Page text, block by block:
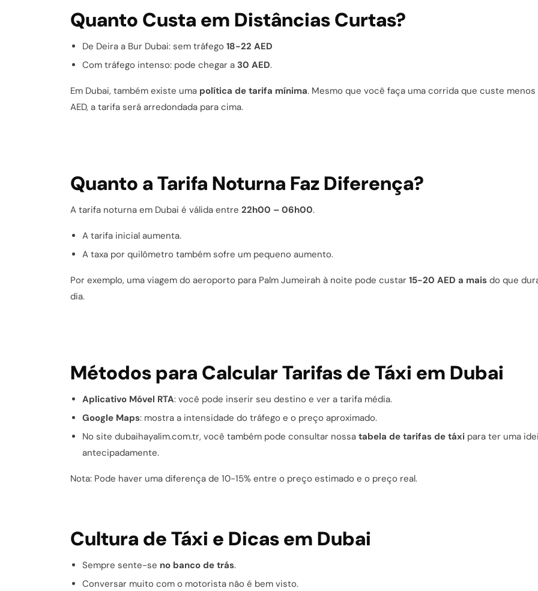
Quanto Custa em Distâncias Curtas?
De Deira a Bur Dubai: sem tráfego 18-22 AED
Com tráfego intenso: pode chegar a 30 AED.
Em Dubai, também existe uma política de tarifa mínima. Mesmo que você faça uma corrida que custe menos
AED, a tarifa será arredondada para cima.
Quanto a Tarifa Noturna Faz Diferença?
A tarifa noturna em Dubai é válida entre 22h00 – 06h00.
A tarifa inicial aumenta.
A taxa por quilômetro também sofre um pequeno aumento.
Por exemplo, uma viagem do aeroporto para Palm Jumeirah à noite pode custar 15-20 AED a mais do que
dia.
Métodos para Calcular Tarifas de Táxi em Dubai
Aplicativo Móvel RTA: você pode inserir seu destino e ver a tarifa média.
Google Maps: mostra a intensidade do tráfego e o preço aproximado.
No site dubaihayalim.com.tr, você também pode consultar nossa tabela de tarifas de táxi para ter uma
antecipadamente.
Nota: Pode haver uma diferença de 10-15% entre o preço estimado e o preço real.
Cultura de Táxi e Dicas em Dubai
Sempre sente-se no banco de trás.
Conversar muito com o motorista não é bem visto.